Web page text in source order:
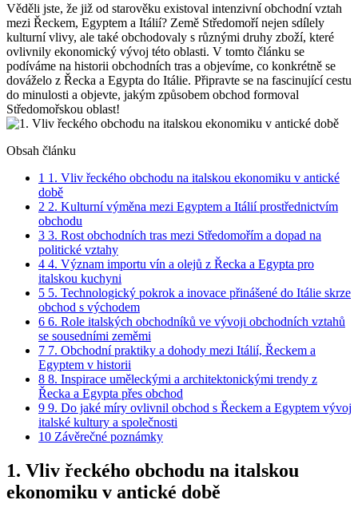
Věděli jste, že již od starověku existoval intenzivní obchodní vztah
mezi Řeckem, Egyptem a Itálií? Země Středomoří nejen sdílely
kulturní vlivy, ale také obchodovaly s různými druhy zboží, které
ovlivnily ekonomický vývoj této oblasti. V tomto článku se
podíváme na historii obchodních tras a objevíme, co konkrétně se
dováželo z Řecka a Egypta do Itálie. Připravte se na fascinující cestu
do minulosti a objevte, jakým způsobem obchod formoval
Středomořskou oblast!
Obsah článku
1 1. Vliv řeckého obchodu na italskou ekonomiku v antické
době
2 2. Kulturní výměna mezi Egyptem a Itálií prostřednictvím
obchodu
3 3. Rost obchodních tras mezi Středomořím a dopad na
politické vztahy
4 4. Význam importu vín a olejů z Řecka a Egypta pro
italskou kuchyni
5 5. Technologický pokrok a inovace přinášené do Itálie skrze
obchod s východem
6 6. Role italských obchodníků ve vývoji obchodních vztahů
se sousedními zeměmi
7 7. Obchodní praktiky a dohody mezi Itálií, Řeckem a
Egyptem v historii
8 8. Inspirace uměleckými a architektonickými trendy z
Řecka a Egypta přes obchod
9 9. Do jaké míry ovlivnil obchod s Řeckem a Egyptem vývoj
italské kultury a společnosti
10 Závěrečné poznámky
1. Vliv řeckého obchodu na italskou
ekonomiku v antické době